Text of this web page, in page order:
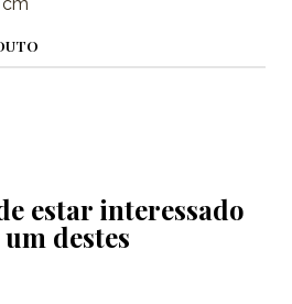
estar interessado
destes